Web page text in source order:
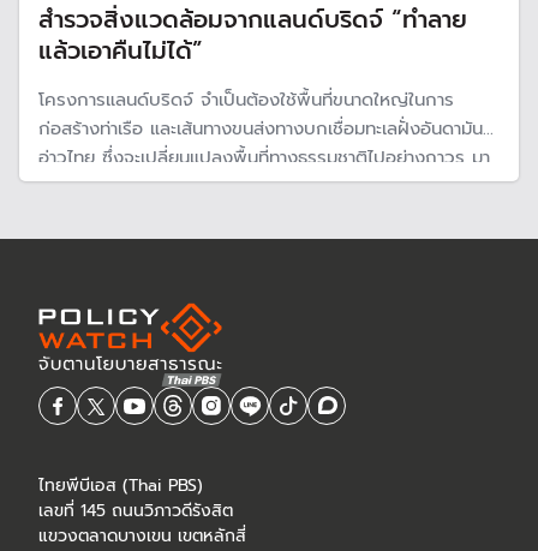
สำรวจสิ่งแวดล้อมจากแลนด์บริดจ์ “ทำลาย
แล้วเอาคืนไม่ได้”
โครงการแลนด์บริดจ์ จำเป็นต้องใช้พื้นที่ขนาดใหญ่ในการ
ก่อสร้างท่าเรือ และเส้นทางขนส่งทางบกเชื่อมทะเลฝั่งอันดามัน-
อ่าวไทย ซึ่งจะเปลี่ยนแปลงพื้นที่ทางธรรมชาติไปอย่างถาวร มา
ดูกันว่าบริเวณไหนจะได้รับผลกระทบบ้าง
ไทยพีบีเอส (Thai PBS)
เลขที่ 145 ถนนวิภาวดีรังสิต
แขวงตลาดบางเขน เขตหลักสี่